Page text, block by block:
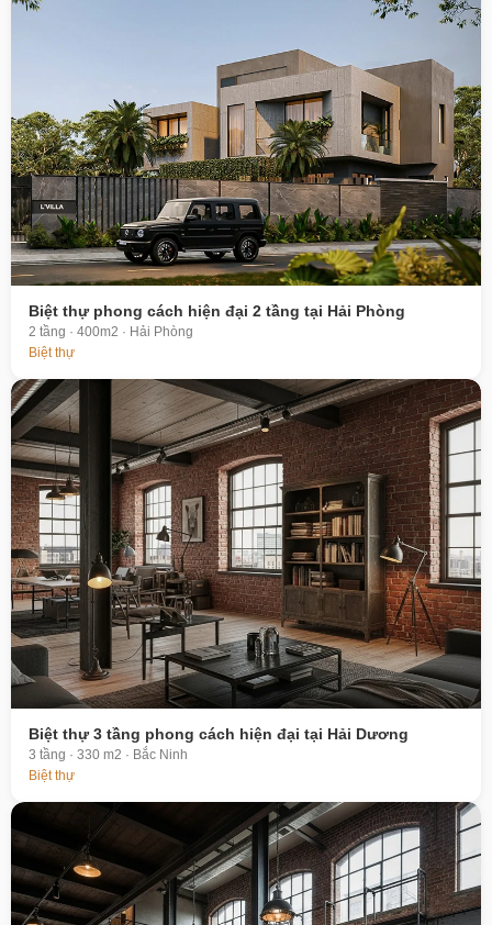
Biệt thự phong cách hiện đại 2 tầng tại Hải Phòng
2 tầng · 400m2 · Hải Phòng
Biệt thự
Biệt thự 3 tầng phong cách hiện đại tại Hải Dương
3 tầng · 330 m2 · Bắc Ninh
Biệt thự